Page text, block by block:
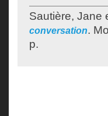
Sautière, Jane
conversation.
p.